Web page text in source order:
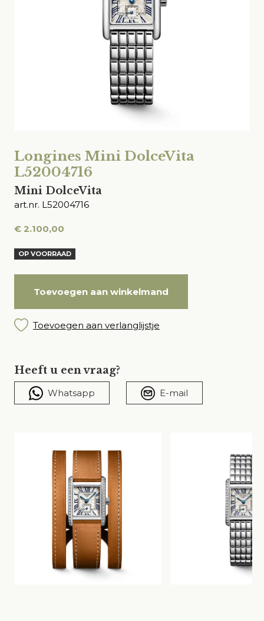
Longines Mini DolceVita
L52004716
Mini DolceVita
art.nr. L52004716
€ 2.100,00
OP VOORRAAD
Toevoegen aan winkelmand
Toevoegen aan verlanglijstje
Heeft u een vraag?
Whatsapp E-mail